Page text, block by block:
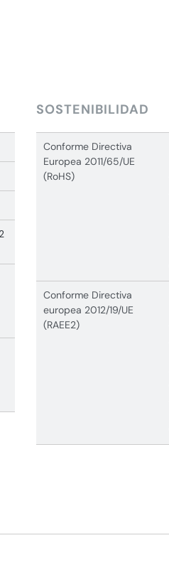
SOSTENIBILIDAD
Conforme Directiva
Europea 2011/65/UE
(RoHS)
Conforme Directiva
europea 2012/19/UE
(RAEE2)